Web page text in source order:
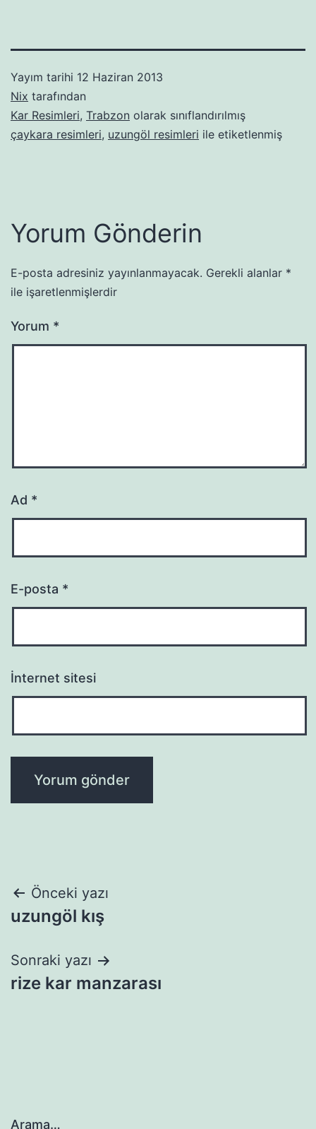
Yayım tarihi 12 Haziran 2013
Nix tarafından
Kar Resimleri, Trabzon olarak sınıflandırılmış
çaykara resimleri, uzungöl resimleri ile etiketlenmiş
Yorum Gönderin
E-posta adresiniz yayınlanmayacak. Gerekli alanlar *
ile işaretlenmişlerdir
Yorum *
Ad *
E-posta *
İnternet sitesi
Yazı
gezinmesi
Önceki yazı
uzungöl kış
Sonraki yazı
rize kar manzarası
Arama…